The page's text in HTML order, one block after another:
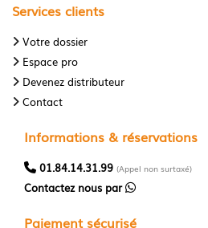
Services clients
Votre dossier
Espace pro
Devenez distributeur
Contact
Informations & réservations
01.84.14.31.99 (Appel non surtaxé)
Contactez nous par
Paiement sécurisé